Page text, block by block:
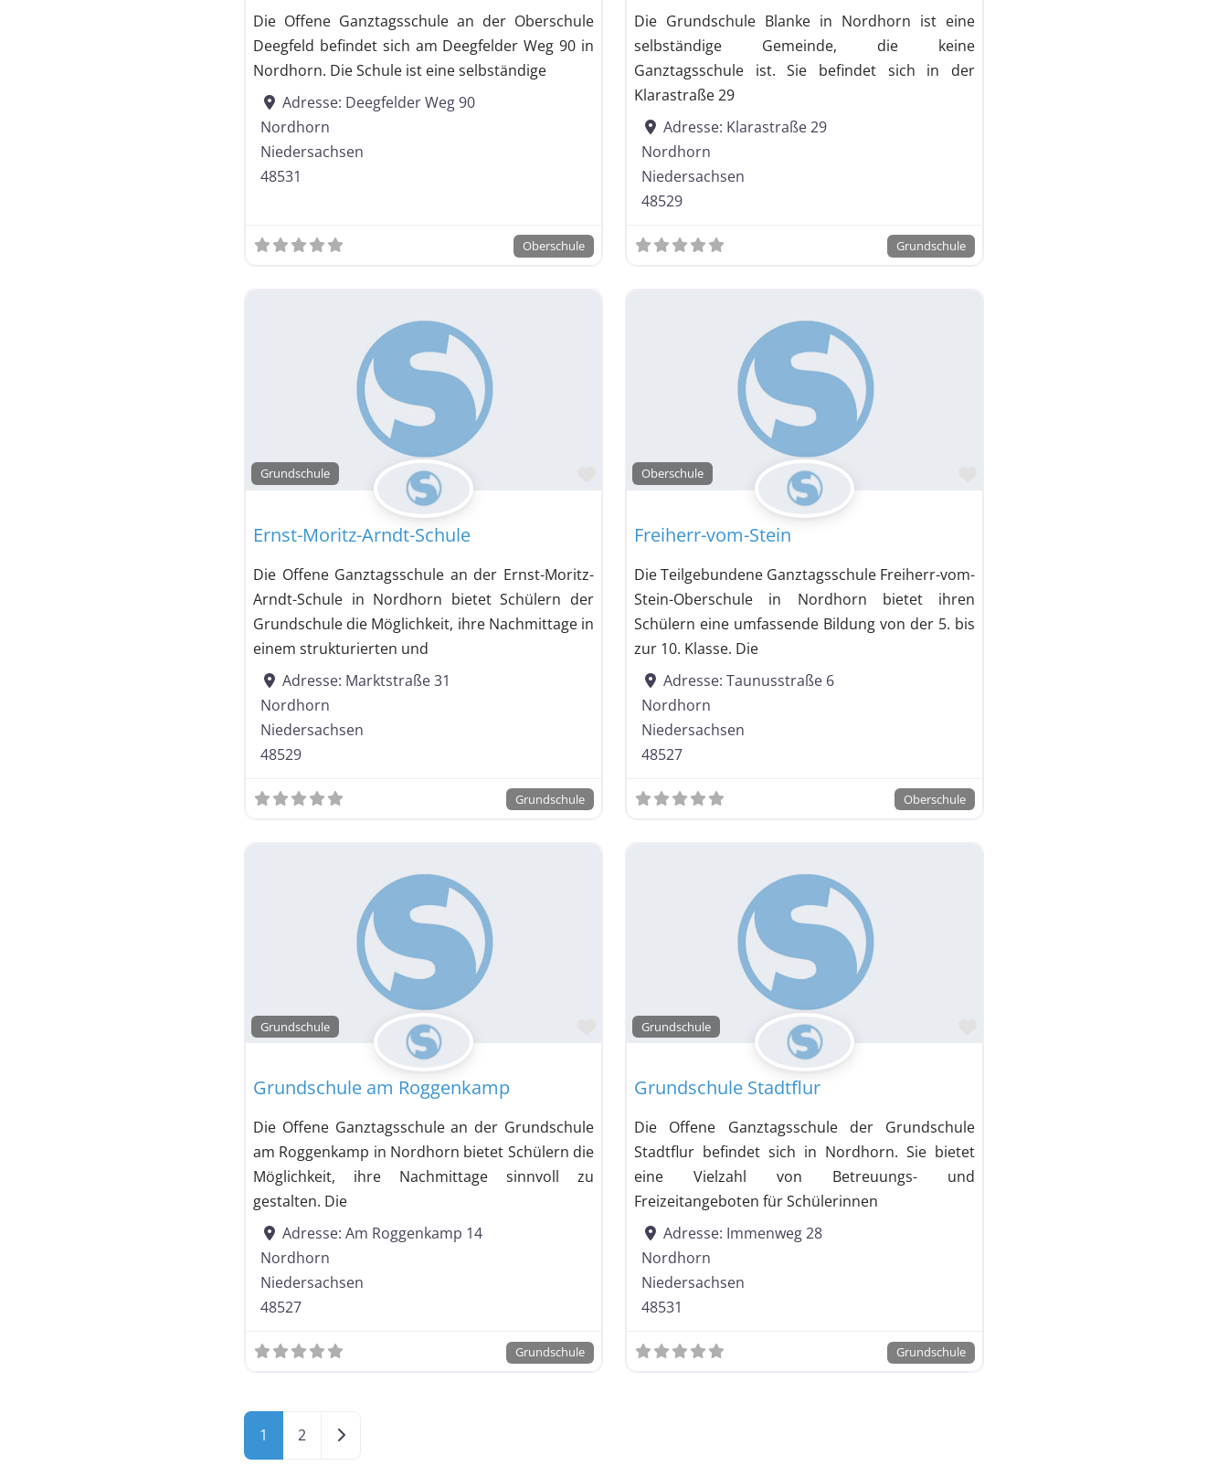
Die Offene Ganztagsschule an der Oberschule
Deegfeld befindet sich am Deegfelder Weg 90 in
Nordhorn. Die Schule ist eine selbständige
Adresse: Deegfelder Weg 90
Nordhorn
Niedersachsen
48531
Oberschule
Die Grundschule Blanke in Nordhorn ist eine
selbständige Gemeinde, die keine
Ganztagsschule ist. Sie befindet sich in der
Klarastraße 29
Adresse: Klarastraße 29
Nordhorn
Niedersachsen
48529
Grundschule
Grundschule Favorit
Ernst-Moritz-Arndt-Schule
Die Offene Ganztagsschule an der Ernst-Moritz-
Arndt-Schule in Nordhorn bietet Schülern der
Grundschule die Möglichkeit, ihre Nachmittage in
einem strukturierten und
Adresse: Marktstraße 31
Nordhorn
Niedersachsen
48529
Grundschule
Oberschule
Freiherr-vom-Stein
Die Teilgebundene Ganztagsschule Freiherr-vom-
Stein-Oberschule in Nordhorn bietet ihren
Schülern eine umfassende Bildung von der 5. bis
zur 10. Klasse. Die
Adresse: Taunusstraße 6
Nordhorn
Niedersachsen
48527
Oberschule
Grundschule Favorit
Grundschule am Roggenkamp
Die Offene Ganztagsschule an der Grundschule
am Roggenkamp in Nordhorn bietet Schülern die
Möglichkeit, ihre Nachmittage sinnvoll zu
gestalten. Die
Adresse: Am Roggenkamp 14
Nordhorn
Niedersachsen
48527
Grundschule
Grundschule
Grundschule Stadtflur
Die Offene Ganztagsschule der Grundschule
Stadtflur befindet sich in Nordhorn. Sie bietet
eine Vielzahl von Betreuungs- und
Freizeitangeboten für Schülerinnen
Adresse: Immenweg 28
Nordhorn
Niedersachsen
48531
Grundschule
1 2 Ältere Beiträge